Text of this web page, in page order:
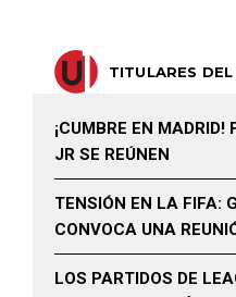
TITULARES
¡CUMBRE EN MADRID!
JR SE REÚNEN
TENSIÓN EN LA FIFA:
CONVOCA UNA
LOS PARTIDOS DE